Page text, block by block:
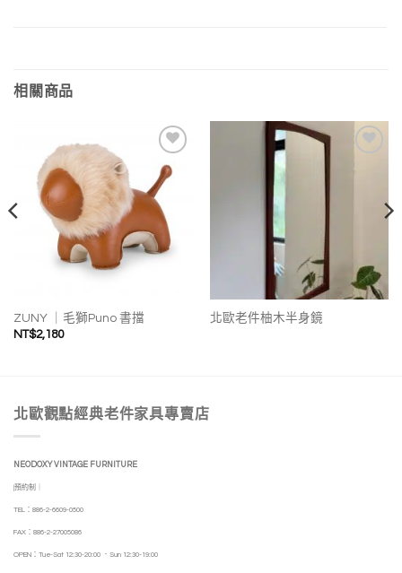
相關商品
加入
我的
ZUNY ｜毛獅Puno 書擋
NT$2,180
北歐老件柚木半身鏡
北歐觀點經典老件家具專賣店
NEODOXY VINTAGE FURNITURE
|預約制｜
TEL：886-2-6609-0500
FAX：886-2-27005086
OPEN：Tue-Sat 12:30-20:00 ．Sun 12:30-19:00